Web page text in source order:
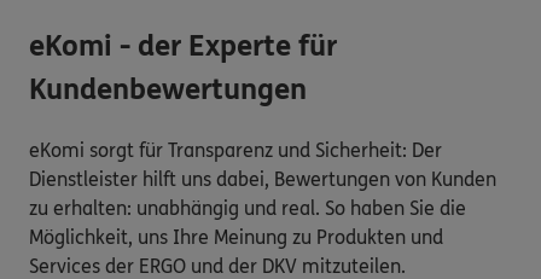
eKomi - der Experte für
Kundenbewertungen
eKomi sorgt für Transparenz und Sicherheit: Der
Dienstleister hilft uns dabei, Bewertungen von Kunden
zu erhalten: unabhängig und real. So haben Sie die
Möglichkeit, uns Ihre Meinung zu Produkten und
Services der ERGO und der DKV mitzuteilen.